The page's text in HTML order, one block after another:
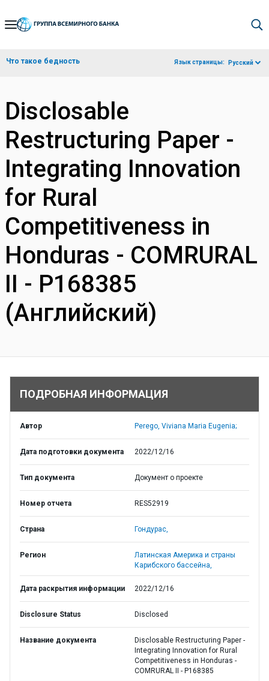
Skip
Navigation
Что такое бедность Язык страницы: Русский
Disclosable
Restructuring Paper -
Integrating Innovation
for Rural
Competitiveness in
Honduras - COMRURAL
II - P168385
(Английский)
ПОДРОБНАЯ ИНФОРМАЦИЯ
Автор Perego, Viviana Maria Eugenia;
Дата подготовки документа 2022/12/16
Тип документа Документ о проекте
Номер отчета RES52919
Страна Гондурас,
Регион
Латинская Америка и страны
Карибского бассейна,
Дата раскрытия информации 2022/12/16
Disclosure Status Disclosed
Название документа
Disclosable Restructuring Paper -
Integrating Innovation for Rural
Competitiveness in Honduras -
COMRURAL II - P168385